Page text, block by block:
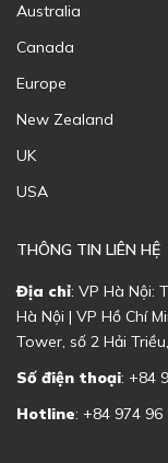
Australia
Canada
Europe
New Zealand
UK
USA
THÔNG TIN LIÊN HỆ
Địa chỉ: VP Hà Nội:
Hà Nội | VP Hồ Chí
Tower, số 2 Hải
Số điện thoại: +84
Hotline: +84 974 96